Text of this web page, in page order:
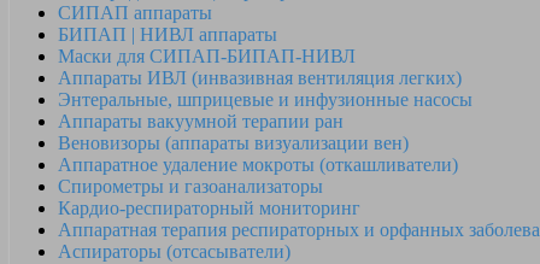
СИПАП аппараты
БИПАП | НИВЛ аппараты
Маски для СИПАП-БИПАП-НИВЛ
Аппараты ИВЛ (инвазивная вентиляция легких)
Энтеральные, шприцевые и инфузионные насосы
Аппараты вакуумной терапии ран
Веновизоры (аппараты визуализации вен)
Аппаратное удаление мокроты (откашливатели)
Спирометры и газоанализаторы
Кардио-респираторный мониторинг
Аппаратная терапия респираторных и орфанных
Аспираторы (отсасыватели)